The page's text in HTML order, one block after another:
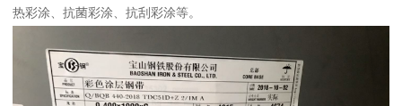
热彩涂、抗菌彩涂、抗刮彩涂等。